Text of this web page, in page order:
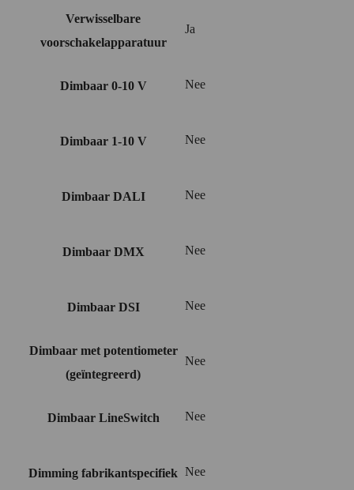
Verwisselbare
voorschakelapparatuur
Ja
Dimbaar 0-10 V Nee
Dimbaar 1-10 V Nee
Dimbaar DALI Nee
Dimbaar DMX Nee
Dimbaar DSI Nee
Dimbaar met potentiometer
(geïntegreerd)
Nee
Dimbaar LineSwitch Nee
Dimming fabrikantspecifiek Nee